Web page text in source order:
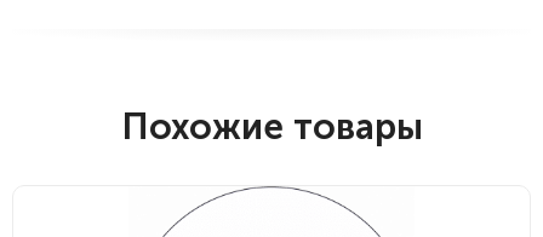
Похожие товары